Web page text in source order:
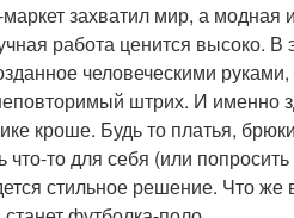
захватил мир, а
работа ценится высоко.
человеческими
штрих. И именно
кроше. Будь то платья,
что-то для себя (или
стильное решение. Что